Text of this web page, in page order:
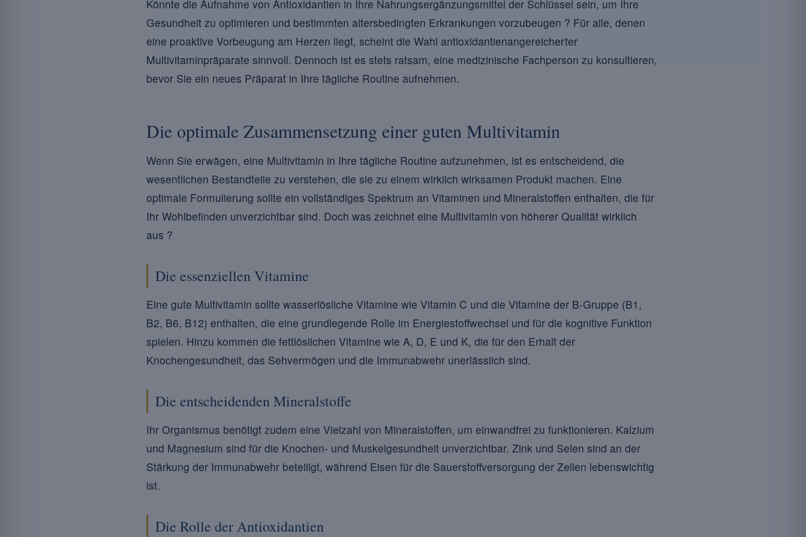
Könnte die Aufnahme von Antioxidantien in Ihre Nahrungsergänzungsmittel der Schlüssel sein, um Ihre
Gesundheit zu optimieren und bestimmten altersbedingten Erkrankungen vorzubeugen ? Für alle, denen
eine proaktive Vorbeugung am Herzen liegt, scheint die Wahl antioxidantienangereicherter
Multivitaminpräparate sinnvoll. Dennoch ist es stets ratsam, eine medizinische Fachperson zu konsultieren,
bevor Sie ein neues Präparat in Ihre tägliche Routine aufnehmen.
Die optimale Zusammensetzung einer guten Multivitamin
Wenn Sie erwägen, eine Multivitamin in Ihre tägliche Routine aufzunehmen, ist es entscheidend, die
wesentlichen Bestandteile zu verstehen, die sie zu einem wirklich wirksamen Produkt machen. Eine
optimale Formulierung sollte ein vollständiges Spektrum an Vitaminen und Mineralstoffen enthalten, die für
Ihr Wohlbefinden unverzichtbar sind. Doch was zeichnet eine Multivitamin von höherer Qualität wirklich
aus ?
Die essenziellen Vitamine
Eine gute Multivitamin sollte wasserlösliche Vitamine wie Vitamin C und die Vitamine der B-Gruppe (B1,
B2, B6, B12) enthalten, die eine grundlegende Rolle im Energiestoffwechsel und für die kognitive Funktion
spielen. Hinzu kommen die fettlöslichen Vitamine wie A, D, E und K, die für den Erhalt der
Knochengesundheit, das Sehvermögen und die Immunabwehr unerlässlich sind.
Die entscheidenden Mineralstoffe
Ihr Organismus benötigt zudem eine Vielzahl von Mineralstoffen, um einwandfrei zu funktionieren. Kalzium
und Magnesium sind für die Knochen- und Muskelgesundheit unverzichtbar. Zink und Selen sind an der
Stärkung der Immunabwehr beteiligt, während Eisen für die Sauerstoffversorgung der Zellen lebenswichtig
ist.
Die Rolle der Antioxidantien